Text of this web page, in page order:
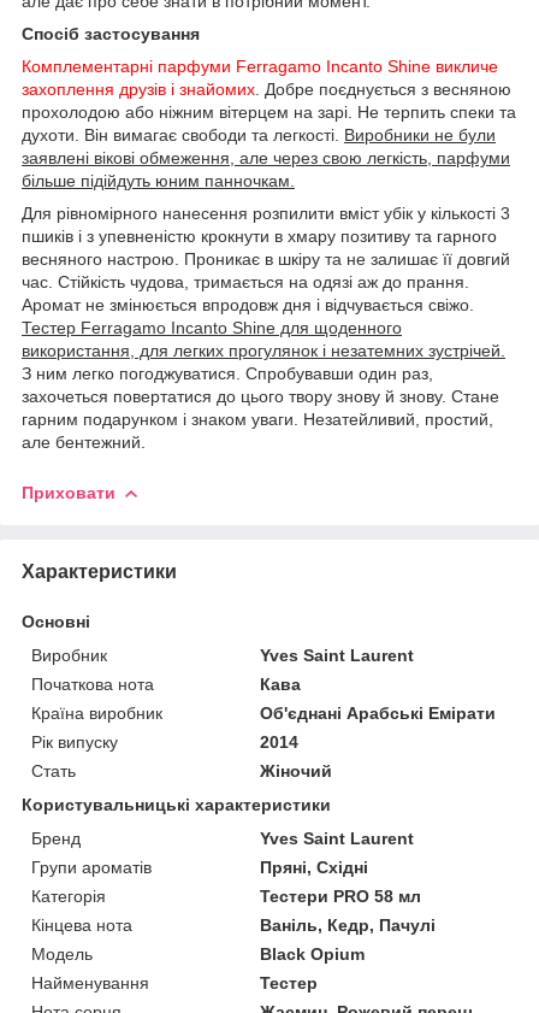
Спосіб застосування
Комплементарні парфуми Ferragamo Incanto Shine викличе
захоплення друзів і знайомих . Добре поєднується з весняною
прохолодою або ніжним вітерцем на зарі. Не терпить спеки та
духоти. Він вимагає свободи та легкості. Виробники не були
заявлені вікові обмеження, але через свою легкість, парфуми
більше підійдуть юним панночкам.
Для рівномірного нанесення розпилити вміст убік у кількості 3
пшиків і з упевненістю крокнути в хмару позитиву та гарного
весняного настрою. Проникає в шкіру та не залишає її довгий
час. Стійкість чудова, тримається на одязі аж до прання.
Аромат не змінюється впродовж дня і відчувається свіжо.
Тестер Ferragamo Incanto Shine для щоденного
використання, для легких прогулянок і незатемних зустрічей.
З ним легко погоджуватися. Спробувавши один раз,
захочеться повертатися до цього твору знову й знову. Стане
гарним подарунком і знаком уваги. Незатейливий, простий,
але бентежний.
Приховати
Характеристики
Основні
Виробник
Yves Saint Laurent
Початкова нота
Кава
Країна виробник
Об'єднані Арабські Емірати
Рік випуску
2014
Стать
Жіночий
Користувальницькі характеристики
Бренд
Yves Saint Laurent
Групи ароматів
Пряні, Східні
Категорія
Тестери PRO 58 мл
Кінцева нота
Ваніль, Кедр, Пачулі
Мoдель
Black Opium
Найменування
Тестер